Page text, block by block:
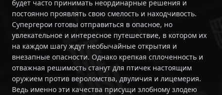
будет часто принимать неординарные решения и
постоянно проявлять свою смелость и находчивость.
Супергерои готовы отправиться в опасное, но
увлекательное и интересное путешествие, в котором их
на каждом шагу ждут необычайные открытия и
внезапные опасности. Однако крепкая сплоченность и
отважная решимость станут для птичек настоящим
оружием против вероломства, двуличия и лицемерия.
Ведь именно эти качества присущи злобному злодею